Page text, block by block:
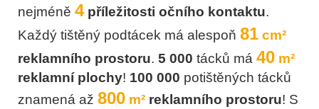
nejméně 4 příležitosti očního kontaktu.
Každý tištěný podtácek má alespoň 81 cm²
reklamního prostoru. 5 000 tácků má 40 m²
reklamní plochy! 100 000 potištěných tácků
znamená až 800 m² reklamního prostoru! S